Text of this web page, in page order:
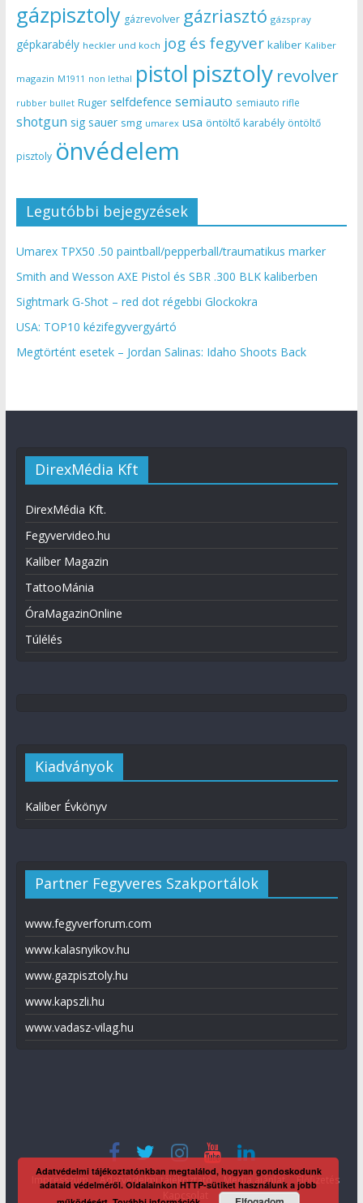
gázpisztoly gázrevolver gázriasztó gázspray
gépkarabély heckler und koch jog és fegyver kaliber Kaliber
magazin M1911 non lethal pistol pisztoly revolver
rubber bullet Ruger selfdefence semiauto semiauto rifle
shotgun sig sauer smg umarex usa öntöltő karabély öntöltő
pisztoly önvédelem
Legutóbbi bejegyzések
Umarex TPX50 .50 paintball/pepperball/traumatikus marker
Smith and Wesson AXE Pistol és SBR .300 BLK kaliberben
Sightmark G-Shot – red dot régebbi Glockokra
USA: TOP10 kézifegyvergyártó
Megtörtént esetek – Jordan Salinas: Idaho Shoots Back
DirexMédia Kft
DirexMédia Kft.
Fegyvervideo.hu
Kaliber Magazin
TattooMánia
ÓraMagazinOnline
Túlélés
Kiadványok
Kaliber Évkönyv
Partner Fegyveres Szakportálok
www.fegyverforum.com
www.kalasnyikov.hu
www.gazpisztoly.hu
www.kapszli.hu
www.vadasz-vilag.hu
Impresszum Adatvédelmi tájékoztató Média ajánlat
Előfizetés
Adatvédelmi tájékoztatónkban megtalálod, hogyan gondoskodunk
adataid védelméről. Oldalainkon HTTP-sütiket használunk a jobb